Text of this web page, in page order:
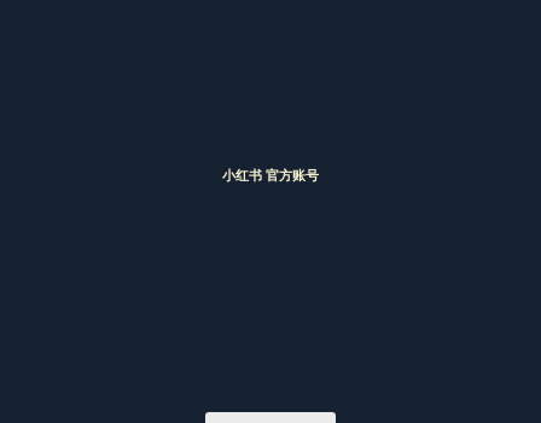
小红书 官方账号